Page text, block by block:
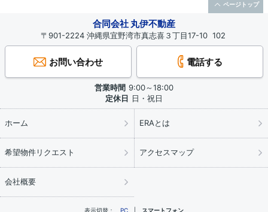
合同会社 丸伊不動産
〒901-2224 沖縄県宜野湾市真志喜３丁目17-10 102
お問い合わせ 電話する
営業時間 9:00～18:00
定休日 日・祝日
ホーム ERAとは
希望物件リクエスト アクセスマップ
会社概要
表示切替： PC スマートフォン
ページトップ